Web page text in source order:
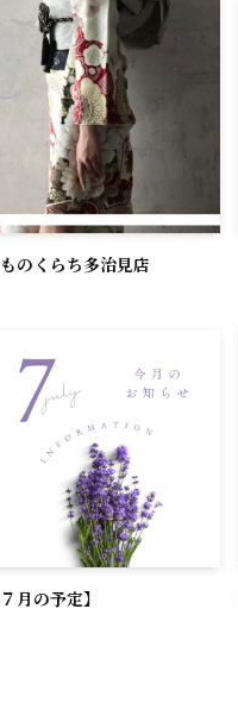
のくらち多治見店
７月の予定】